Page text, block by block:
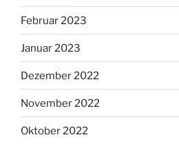
Februar 2023
Januar 2023
Dezember 2022
November 2022
Oktober 2022